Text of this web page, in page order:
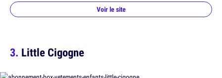
Voir le site
Little Cigogne